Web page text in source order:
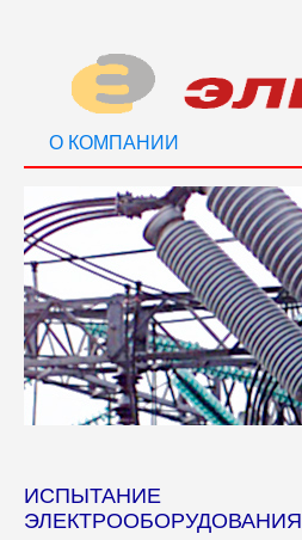
О КОМПАНИИ
ИСПЫТАНИЕ
ЭЛЕКТРООБОРУДОВАНИЯ